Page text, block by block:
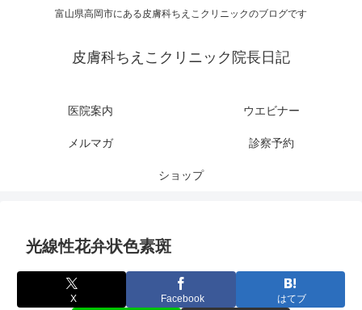
富山県高岡市にある皮膚科ちえこクリニックのブログです
皮膚科ちえこクリニック院長日記
医院案内 ウエビナー
メルマガ 診察予約
ショップ
光線性花弁状色素斑
X Facebook はてブ